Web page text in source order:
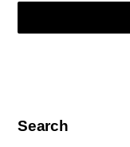
Search